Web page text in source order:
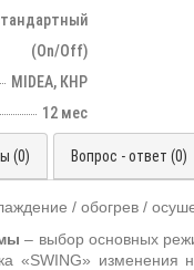
(On/Off)
MIDEA, КНР
12 мес
(0) Вопрос - ответ (0)
/ обогрев /
– выбор основных
«SWING» изменения